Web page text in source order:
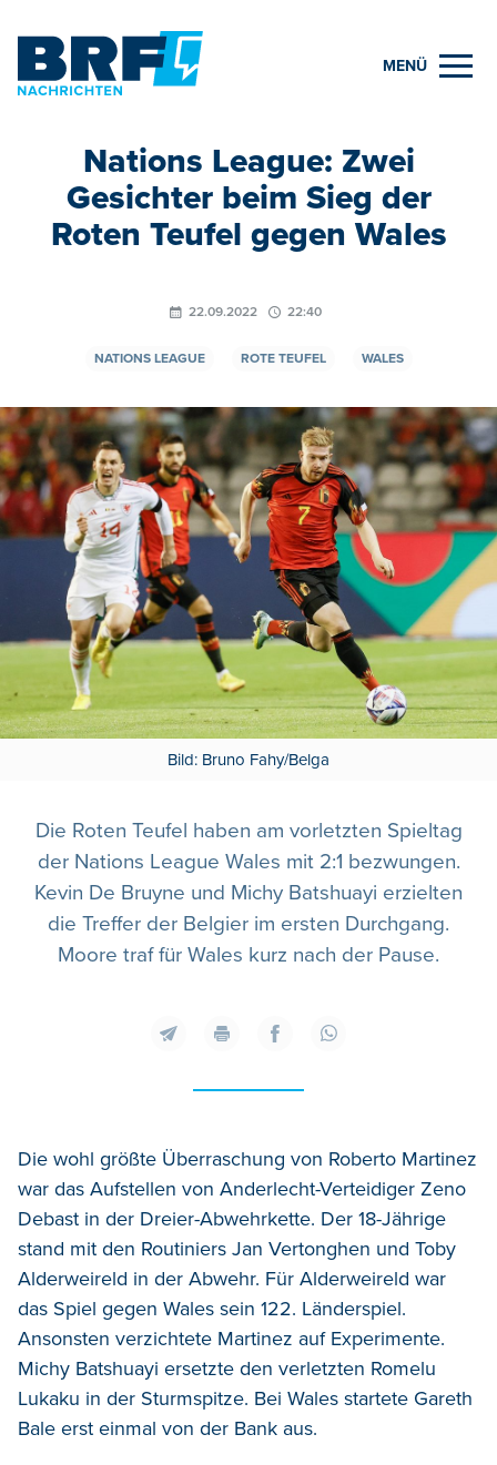
MENÜ
Nations League: Zwei
Gesichter beim Sieg der
Roten Teufel gegen Wales
22.09.2022 22:40
NATIONS LEAGUE ROTE TEUFEL WALES
Bild: Bruno Fahy/Belga
Die Roten Teufel haben am vorletzten Spieltag
der Nations League Wales mit 2:1 bezwungen.
Kevin De Bruyne und Michy Batshuayi erzielten
die Treffer der Belgier im ersten Durchgang.
Moore traf für Wales kurz nach der Pause.
Die wohl größte Überraschung von Roberto Martinez
war das Aufstellen von Anderlecht-Verteidiger Zeno
Debast in der Dreier-Abwehrkette. Der 18-Jährige
stand mit den Routiniers Jan Vertonghen und Toby
Alderweireld in der Abwehr. Für Alderweireld war
das Spiel gegen Wales sein 122. Länderspiel.
Ansonsten verzichtete Martinez auf Experimente.
Michy Batshuayi ersetzte den verletzten Romelu
Lukaku in der Sturmspitze. Bei Wales startete Gareth
Bale erst einmal von der Bank aus.